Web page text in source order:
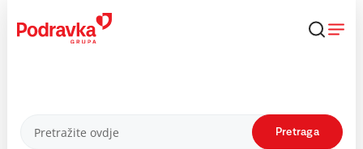
content
Proizvodi Pretraga